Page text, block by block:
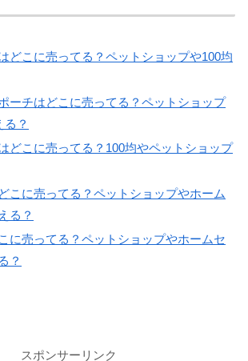
どこに売ってる？ペットショップや100均
ーチはどこに売ってる？ペットショップ
る？
どこに売ってる？100均やペットショップ
こに売ってる？ペットショップやホーム
る？
に売ってる？ペットショップやホームセ
？
スポンサーリンク